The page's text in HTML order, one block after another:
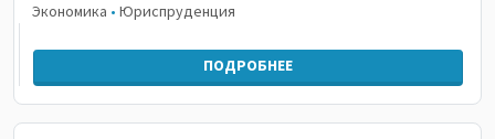
Экономика • Юриспруденция
ПОДРОБНЕЕ